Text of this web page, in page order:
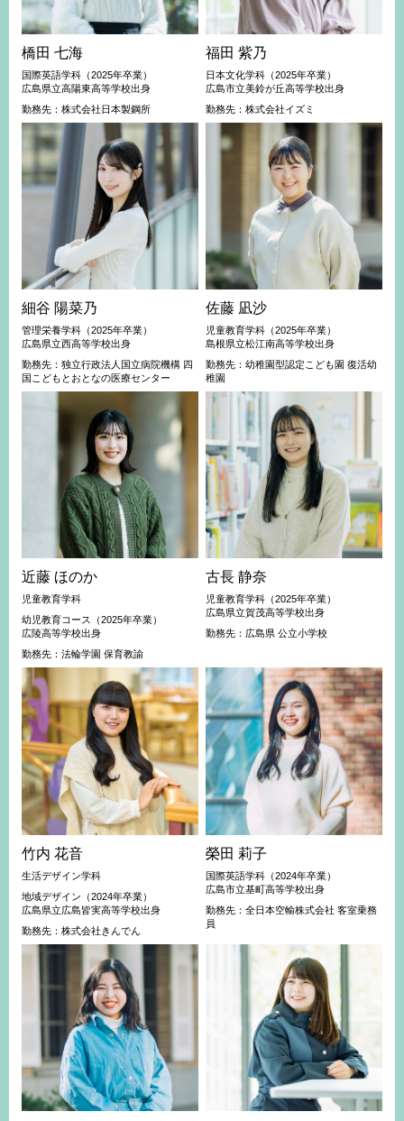
橋田 七海
国際英語学科（2025年卒業）
広島県立高陽東高等学校出身
勤務先：株式会社日本製鋼所
福田 紫乃
日本文化学科（2025年卒業）
広島市立美鈴が丘高等学校出身
勤務先：株式会社イズミ
細谷 陽菜乃
管理栄養学科（2025年卒業）
広島県立西高等学校出身
勤務先：独立行政法人国立病院機構 四
国こどもとおとなの医療センター
佐藤 凪沙
児童教育学科（2025年卒業）
島根県立松江南高等学校出身
勤務先：幼稚園型認定こども園 復活幼
稚園
近藤 ほのか
児童教育学科
幼児教育コース（2025年卒業）
広陵高等学校出身
勤務先：法輪学園 保育教諭
古長 静奈
児童教育学科（2025年卒業）
広島県立賀茂高等学校出身
勤務先：広島県 公立小学校
竹内 花音
生活デザイン学科
地域デザイン（2024年卒業）
広島県立広島皆実高等学校出身
勤務先：株式会社きんでん
榮田 莉子
国際英語学科（2024年卒業）
広島市立基町高等学校出身
勤務先：全日本空輸株式会社 客室乗務
員